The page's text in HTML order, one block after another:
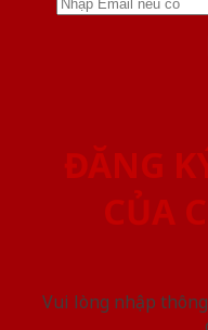
ĐĂNG
CỦA
Vui lòng nhập